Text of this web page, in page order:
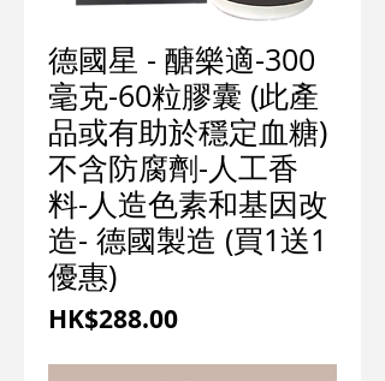
德國星 - 醣樂適-300
毫克-60粒膠囊 (此產
品或有助於穩定血糖)
不含防腐劑-人工香
料-人造色素和基因改
造- 德國製造 (買1送1
優惠)
HK$288.00價